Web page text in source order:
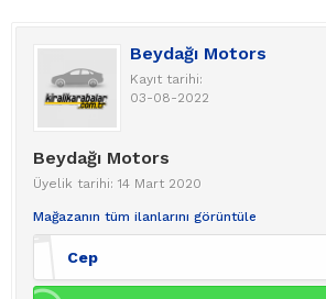
Beydağı Motors
Kayıt tarihi:
03-08-2022
Beydağı Motors
Üyelik tarihi: 14 Mart 2020
Mağazanın tüm ilanlarını görüntüle
Cep